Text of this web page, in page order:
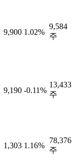
9,900 1.02%
9,584
주
9,190 -0.11%
13,433
주
1,303 1.16%
78,376
주